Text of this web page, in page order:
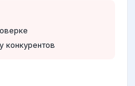
конкурентов